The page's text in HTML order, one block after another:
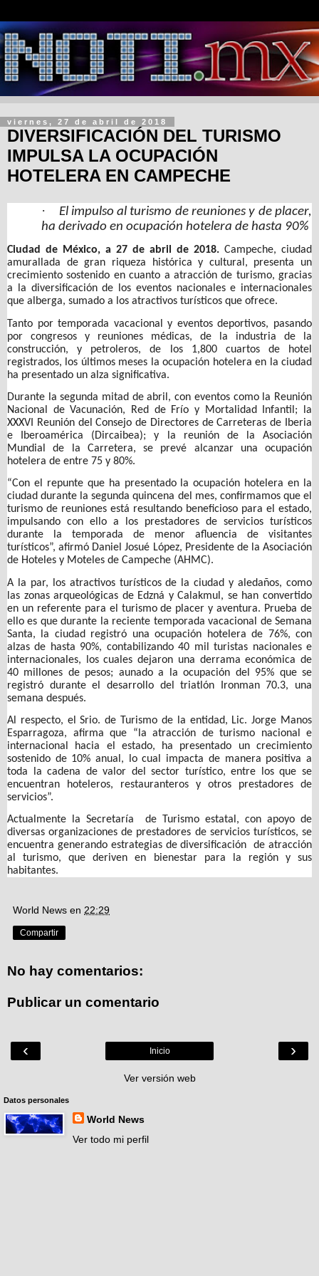
viernes, 27 de abril de 2018
DIVERSIFICACIÓN DEL TURISMO
IMPULSA LA OCUPACIÓN
HOTELERA EN CAMPECHE
·
El impulso al turismo de reuniones y de placer,
ha derivado en ocupación hotelera de hasta 90%
Ciudad de México, a 27 de abril de 2018. Campeche, ciudad
amurallada de gran riqueza histórica y cultural, presenta un
crecimiento sostenido en cuanto a atracción de turismo, gracias
a la diversificación de los eventos nacionales e internacionales
que alberga, sumado a los atractivos turísticos que ofrece.
Tanto por temporada vacacional y eventos deportivos, pasando
por congresos y reuniones médicas, de la industria de la
construcción, y petroleros, de los 1,800 cuartos de hotel
registrados, los últimos meses la ocupación hotelera en la ciudad
ha presentado un alza significativa.
Durante la segunda mitad de abril, con eventos como la Reunión
Nacional de Vacunación, Red de Frío y Mortalidad Infantil; la
XXXVI Reunión del Consejo de Directores de Carreteras de Iberia
e Iberoamérica (Dircaibea); y la reunión de la Asociación
Mundial de la Carretera, se prevé alcanzar una ocupación
hotelera de entre 75 y 80%.
“Con el repunte que ha presentado la ocupación hotelera en la
ciudad durante la segunda quincena del mes, confirmamos que el
turismo de reuniones está resultando beneficioso para el estado,
impulsando con ello a los prestadores de servicios turísticos
durante la temporada de menor afluencia de visitantes
turísticos”, afirmó Daniel Josué López, Presidente de la Asociación
de Hoteles y Moteles de Campeche (AHMC).
A la par, los atractivos turísticos de la ciudad y aledaños, como
las zonas arqueológicas de Edzná y Calakmul, se han convertido
en un referente para el turismo de placer y aventura. Prueba de
ello es que durante la reciente temporada vacacional de Semana
Santa, la ciudad registró una ocupación hotelera de 76%, con
alzas de hasta 90%, contabilizando 40 mil turistas nacionales e
internacionales, los cuales dejaron una derrama económica de
40 millones de pesos; aunado a la ocupación del 95% que se
registró durante el desarrollo del triatlón Ironman 70.3, una
semana después.
Al respecto, el Srio. de Turismo de la entidad, Lic. Jorge Manos
Esparragoza, afirma que “la atracción de turismo nacional e
internacional hacia el estado, ha presentado un crecimiento
sostenido de 10% anual, lo cual impacta de manera positiva a
toda la cadena de valor del sector turístico, entre los que se
encuentran hoteleros, restauranteros y otros prestadores de
servicios”.
Actualmente la Secretaría
de Turismo estatal, con apoyo de
diversas organizaciones de prestadores de servicios turísticos, se
encuentra generando estrategias de diversificación
de atracción
al turismo, que deriven en bienestar para la región y sus
habitantes.
World News en 22:29
Compartir
No hay comentarios:
Publicar un comentario
‹ ›
Inicio
Ver versión web
Datos personales
World News
Ver todo mi perfil